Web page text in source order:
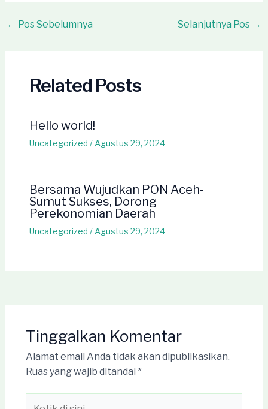
Post
← Pos Sebelumnya Selanjutnya Pos →
Related Posts
Hello world!
Uncategorized / Agustus 29, 2024
Bersama Wujudkan PON Aceh-
Sumut Sukses, Dorong
Perekonomian Daerah
Uncategorized / Agustus 29, 2024
Tinggalkan Komentar
Alamat email Anda tidak akan dipublikasikan.
Ruas yang wajib ditandai *